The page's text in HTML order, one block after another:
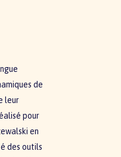
de
leur
pour
en
des outils